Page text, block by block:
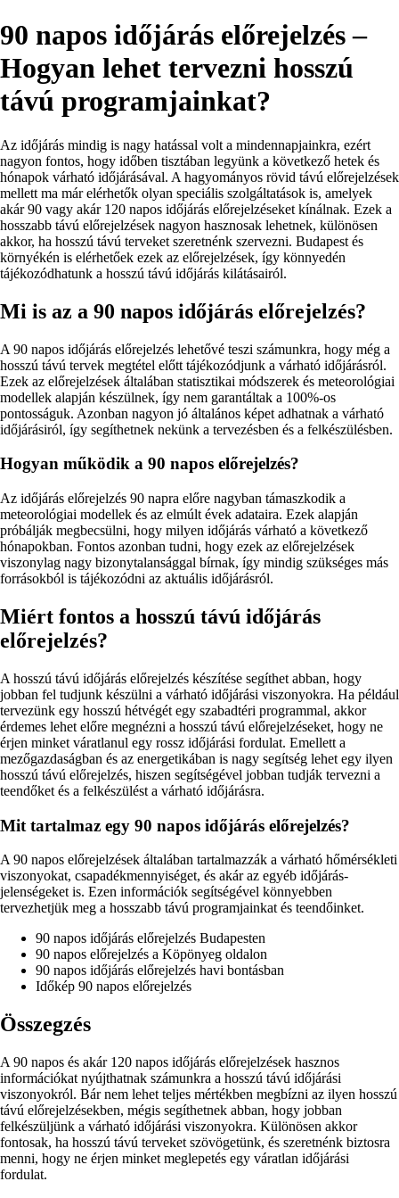
90 napos időjárás előrejelzés –
Hogyan lehet tervezni hosszú
távú programjainkat?
Az időjárás mindig is nagy hatással volt a mindennapjainkra, ezért
nagyon fontos, hogy időben tisztában legyünk a következő hetek és
hónapok várható időjárásával. A hagyományos rövid távú előrejelzések
mellett ma már elérhetők olyan speciális szolgáltatások is, amelyek
akár 90 vagy akár 120 napos időjárás előrejelzéseket kínálnak. Ezek a
hosszabb távú előrejelzések nagyon hasznosak lehetnek, különösen
akkor, ha hosszú távú terveket szeretnénk szervezni. Budapest és
környékén is elérhetőek ezek az előrejelzések, így könnyedén
tájékozódhatunk a hosszú távú időjárás kilátásairól.
Mi is az a 90 napos időjárás előrejelzés?
A 90 napos időjárás előrejelzés lehetővé teszi számunkra, hogy még a
hosszú távú tervek megtétel előtt tájékozódjunk a várható időjárásról.
Ezek az előrejelzések általában statisztikai módszerek és meteorológiai
modellek alapján készülnek, így nem garantáltak a 100%-os
pontosságuk. Azonban nagyon jó általános képet adhatnak a várható
időjárásiról, így segíthetnek nekünk a tervezésben és a felkészülésben.
Hogyan működik a 90 napos előrejelzés?
Az időjárás előrejelzés 90 napra előre nagyban támaszkodik a
meteorológiai modellek és az elmúlt évek adataira. Ezek alapján
próbálják megbecsülni, hogy milyen időjárás várható a következő
hónapokban. Fontos azonban tudni, hogy ezek az előrejelzések
viszonylag nagy bizonytalansággal bírnak, így mindig szükséges más
forrásokból is tájékozódni az aktuális időjárásról.
Miért fontos a hosszú távú időjárás
előrejelzés?
A hosszú távú időjárás előrejelzés készítése segíthet abban, hogy
jobban fel tudjunk készülni a várható időjárási viszonyokra. Ha például
tervezünk egy hosszú hétvégét egy szabadtéri programmal, akkor
érdemes lehet előre megnézni a hosszú távú előrejelzéseket, hogy ne
érjen minket váratlanul egy rossz időjárási fordulat. Emellett a
mezőgazdaságban és az energetikában is nagy segítség lehet egy ilyen
hosszú távú előrejelzés, hiszen segítségével jobban tudják tervezni a
teendőket és a felkészülést a várható időjárásra.
Mit tartalmaz egy 90 napos időjárás előrejelzés?
A 90 napos előrejelzések általában tartalmazzák a várható hőmérsékleti
viszonyokat, csapadékmennyiséget, és akár az egyéb időjárás-
jelenségeket is. Ezen információk segítségével könnyebben
tervezhetjük meg a hosszabb távú programjainkat és teendőinket.
90 napos időjárás előrejelzés Budapesten
90 napos előrejelzés a Köpönyeg oldalon
90 napos időjárás előrejelzés havi bontásban
Időkép 90 napos előrejelzés
Összegzés
A 90 napos és akár 120 napos időjárás előrejelzések hasznos
információkat nyújthatnak számunkra a hosszú távú időjárási
viszonyokról. Bár nem lehet teljes mértékben megbízni az ilyen hosszú
távú előrejelzésekben, mégis segíthetnek abban, hogy jobban
felkészüljünk a várható időjárási viszonyokra. Különösen akkor
fontosak, ha hosszú távú terveket szövögetünk, és szeretnénk biztosra
menni, hogy ne érjen minket meglepetés egy váratlan időjárási
fordulat.